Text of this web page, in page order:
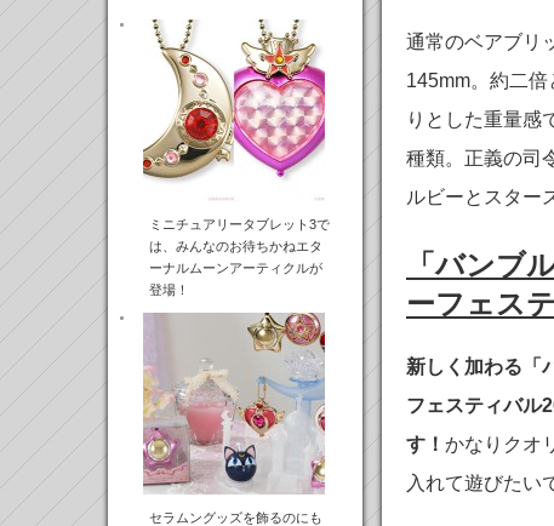
ミニチュアリータブレット3で
は、みんなのお待ちかねエタ
ーナルムーンアーティクルが
登場！
セラムングッズを飾るのにも
通常のベアブリ
145mm。約二
りとした重量感
種類。正義の司
ルビーとスター
「バンブ
ーフェス
新しく加わる「
フェスティバル
す！ かなりクオ
入れて遊びたい